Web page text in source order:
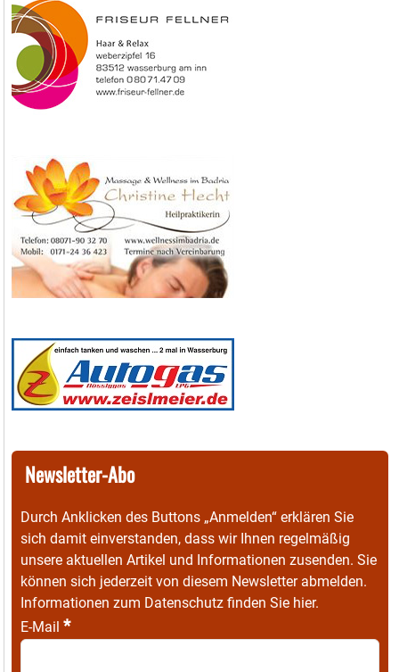
Newsletter-Abo
Durch Anklicken des Buttons „Anmelden“ erklären Sie
sich damit einverstanden, dass wir Ihnen regelmäßig
unsere aktuellen Artikel und Informationen zusenden. Sie
können sich jederzeit von diesem Newsletter abmelden.
Informationen zum Datenschutz finden Sie hier.
E-Mail *